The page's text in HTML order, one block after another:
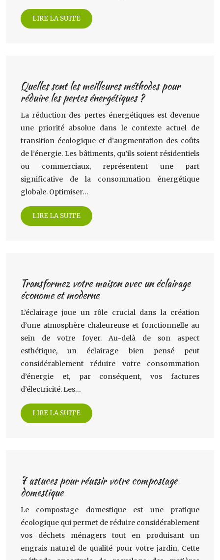
LIRE LA SUITE
Quelles sont les meilleures méthodes pour
réduire les pertes énergétiques ?
La réduction des pertes énergétiques est devenue
une priorité absolue dans le contexte actuel de
transition écologique et d’augmentation des coûts
de l’énergie. Les bâtiments, qu’ils soient résidentiels
ou commerciaux, représentent une part
significative de la consommation énergétique
globale. Optimiser…
LIRE LA SUITE
Transformez votre maison avec un éclairage
économe et moderne
L’éclairage joue un rôle crucial dans la création
d’une atmosphère chaleureuse et fonctionnelle au
sein de votre foyer. Au-delà de son aspect
esthétique, un éclairage bien pensé peut
considérablement réduire votre consommation
d’énergie et, par conséquent, vos factures
d’électricité. Les…
LIRE LA SUITE
7 astuces pour réussir votre compostage
domestique
Le compostage domestique est une pratique
écologique qui permet de réduire considérablement
vos déchets ménagers tout en produisant un
engrais naturel de qualité pour votre jardin. Cette